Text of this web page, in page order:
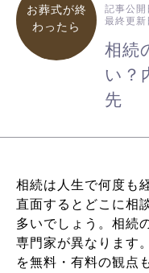
お葬式が終
わったら
記事公開
最終更新
相続
い？
先
相続は人生で何度も
直面するとどこに相
多いでしょう。相続
専門家が異なります
を無料・有料の観点